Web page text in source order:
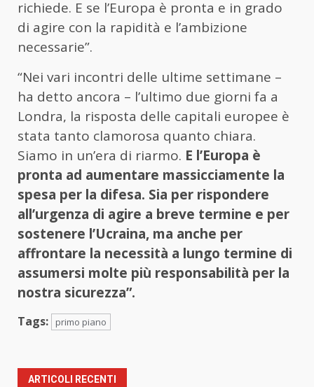
richiede. E se l’Europa è pronta e in grado
di agire con la rapidità e l’ambizione
necessarie”.
“Nei vari incontri delle ultime settimane –
ha detto ancora – l’ultimo due giorni fa a
Londra, la risposta delle capitali europee è
stata tanto clamorosa quanto chiara.
Siamo in un’era di riarmo. E l’Europa è
pronta ad aumentare massicciamente la
spesa per la difesa. Sia per rispondere
all’urgenza di agire a breve termine e per
sostenere l’Ucraina, ma anche per
affrontare la necessità a lungo termine di
assumersi molte più responsabilità per la
nostra sicurezza”.
Tags: primo piano
ARTICOLI RECENTI